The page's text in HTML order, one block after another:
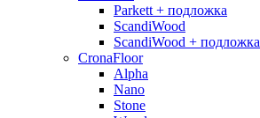
Parkett + подложка
ScandiWood
ScandiWood + подложка
CronaFloor
Alpha
Nano
Stone